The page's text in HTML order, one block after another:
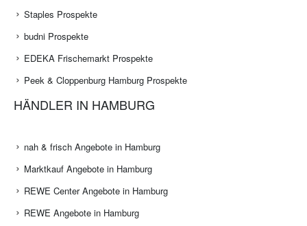
Staples Prospekte
budni Prospekte
EDEKA Frischemarkt Prospekte
Peek & Cloppenburg Hamburg Prospekte
HÄNDLER IN HAMBURG
nah & frisch Angebote in Hamburg
Marktkauf Angebote in Hamburg
REWE Center Angebote in Hamburg
REWE Angebote in Hamburg